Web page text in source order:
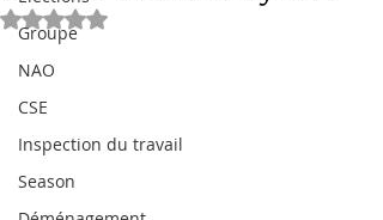
Groupe
NAO
CSE
Inspection du travail
Season
Noté NaN étoiles sur 5.